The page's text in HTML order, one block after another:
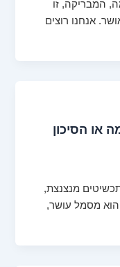
המבריקה, זו
אנחנו רוצים
או הסיכון
מנצנצת,
הוא מסמל עושר,